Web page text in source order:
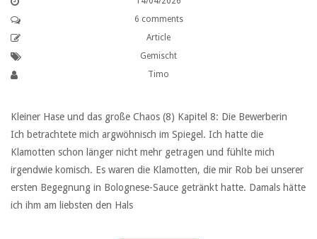
6 comments
Article
Gemischt
Timo
Kleiner Hase und das große Chaos (8) Kapitel 8: Die Bewerberin
Ich betrachtete mich argwöhnisch im Spiegel. Ich hatte die
Klamotten schon länger nicht mehr getragen und fühlte mich
irgendwie komisch. Es waren die Klamotten, die mir Rob bei unserer
ersten Begegnung in Bolognese-Sauce getränkt hatte. Damals hätte
ich ihm am liebsten den Hals